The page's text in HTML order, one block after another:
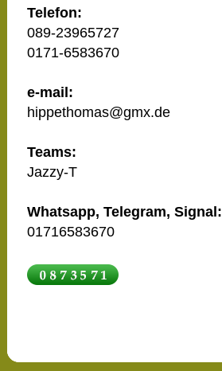
Telefon:
089-23965727
0171-6583670
e-mail:
hippethomas@gmx.de
Teams:
Jazzy-T
Whatsapp, Telegram, Signal:
01716583670